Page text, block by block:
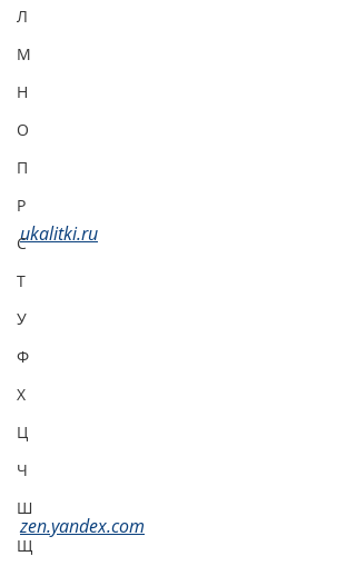
Л
М
Н
О
П
Р
С
Т
У
Ф
Х
Ц
Ч
Ш
Щ
ukalitki.ru
zen.yandex.com